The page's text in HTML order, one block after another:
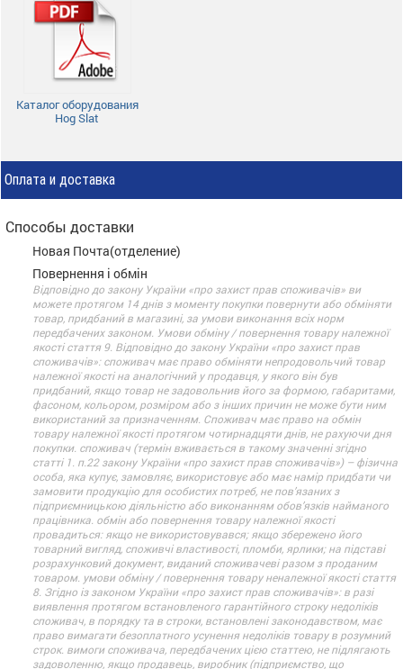
Каталог оборудования
Hog Slat
Оплата и доставка
Способы доставки
Новая Почта(отделение)
Повернення і обмін
Відповідно до закону України «про захист прав споживачів» ви
можете протягом 14 днів з моменту покупки повернути або обміняти
товар, придбаний в магазині, за умови виконання всіх норм
передбачених законом. Умови обміну / повернення товару належної
якості стаття 9. Відповідно до закону України «про захист прав
споживачів»: споживач має право обміняти непродовольчий товар
належної якості на аналогічний у продавця, у якого він був
придбаний, якщо товар не задовольнив його за формою, габаритами,
фасоном, кольором, розміром або з інших причин не може бути ним
використаний за призначенням. Споживач має право на обмін
товару належної якості протягом чотирнадцяти днів, не рахуючи дня
покупки. споживач (термін вживається в такому значенні згідно
статті 1. п.22 закону України «про захист прав споживачів») – фізична
особа, яка купує, замовляє, використовує або має намір придбати чи
замовити продукцію для особистих потреб, не пов’язаних з
підприємницькою діяльністю або виконанням обов’язків найманого
працівника. обмін або повернення товару належної якості
провадиться: якщо не використовувався; якщо збережено його
товарний вигляд, споживчі властивості, пломби, ярлики; на підставі
розрахунковий документ, виданий споживачеві разом з проданим
товаром. умови обміну / повернення товару неналежної якості стаття
8. Згідно із законом України «про захист прав споживачів»: в разі
виявлення протягом встановленого гарантійного строку недоліків
споживач, в порядку та в строки, встановлені законодавством, має
право вимагати безоплатного усунення недоліків товару в розумний
строк. вимоги споживача, передбачених цією статтею, не підлягають
задоволенню, якщо продавець, виробник (підприємство, що